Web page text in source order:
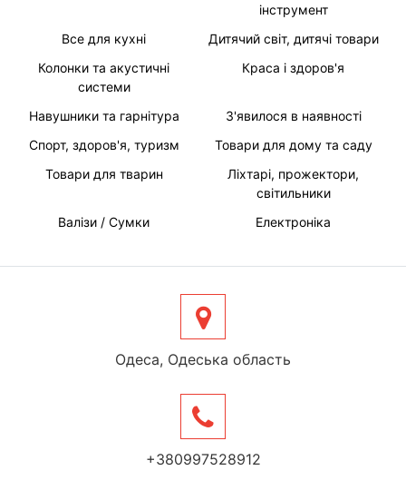
інструмент
Все для кухні
Дитячий світ, дитячі товари
Колонки та акустичні
системи
Краса і здоров'я
Навушники та гарнітура
З'явилося в наявності
Спорт, здоров'я, туризм
Товари для дому та саду
Товари для тварин
Ліхтарі, прожектори,
світильники
Валізи / Сумки
Електроніка
Одеса, Одеська область
+380997528912